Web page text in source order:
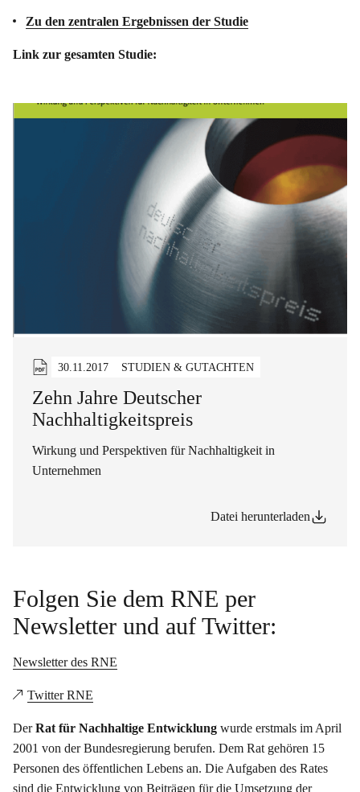
Zu den zentralen Ergebnissen der Studie
Link zur gesamten Studie:
30.11.2017 STUDIEN & GUTACHTEN
Zehn Jahre Deutscher
Nachhaltigkeitspreis
Wirkung und Perspektiven für Nachhaltigkeit in
Unternehmen
Datei herunterladen
Folgen Sie dem RNE per
Newsletter und auf Twitter:
Newsletter des RNE
Twitter RNE
DerRat für Nachhaltige Entwicklung wurde erstmals im April
2001 von der Bundesregierung berufen. Dem Rat gehören 15
Personen des öffentlichen Lebens an. Die Aufgaben des Rates
sind die Entwicklung von Beiträgen für die Umsetzung der